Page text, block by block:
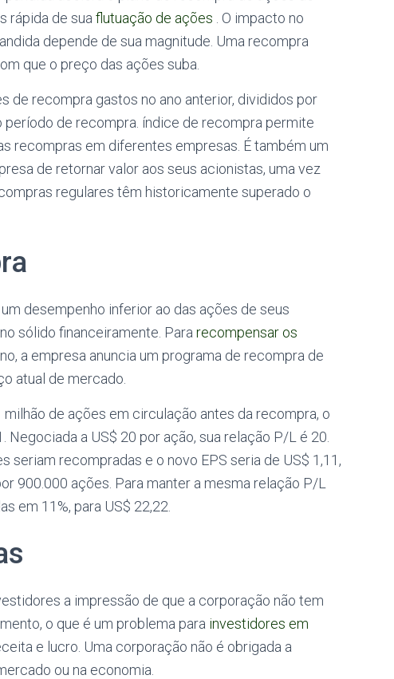
rápida de sua flutuação de ações . O impacto no
depende de sua magnitude. Uma recompra
que o preço das ações suba.
de recompra gastos no ano anterior, divididos por
período de recompra. índice de recompra permite
recompras em diferentes empresas. É também um
de retornar valor aos seus acionistas, uma vez
regulares têm historicamente superado o
desempenho inferior ao das ações de seus
sólido financeiramente. Para recompensar os
a empresa anuncia um programa de recompra de
atual de mercado.
de ações em circulação antes da recompra, o
Negociada a US$ 20 por ação, sua relação P/L é 20.
seriam recompradas e o novo EPS seria de US$ 1,11,
900.000 ações. Para manter a mesma relação P/L
em 11%, para US$ 22,22.
a impressão de que a corporação não tem
o que é um problema para investidores em
e lucro. Uma corporação não é obrigada a
ou na economia.